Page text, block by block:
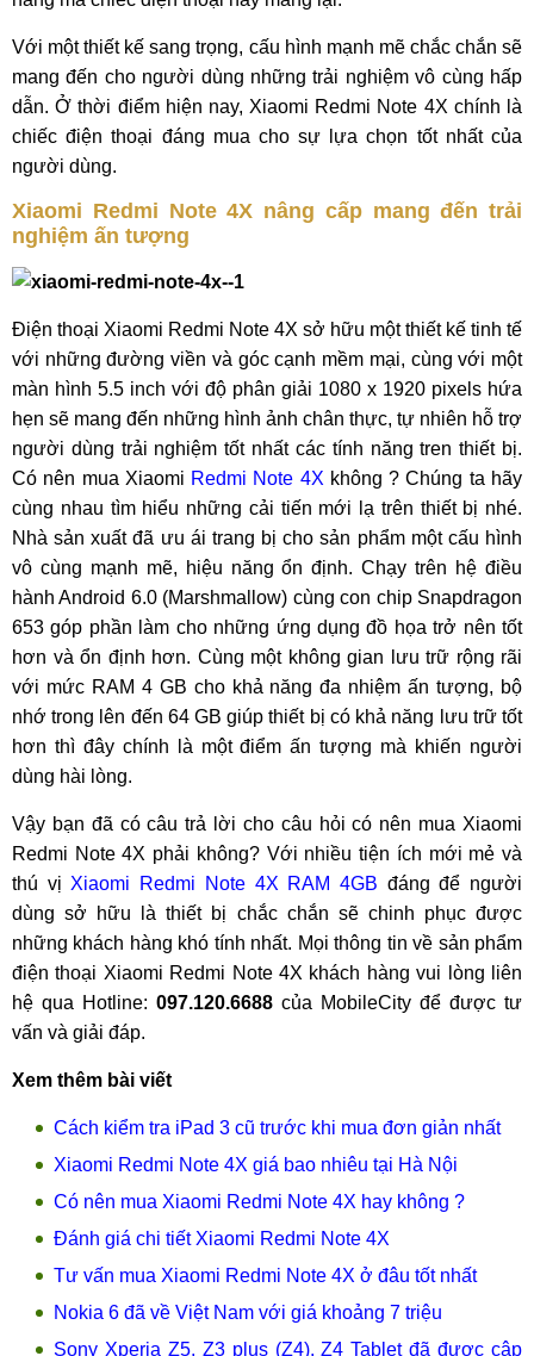
Với một thiết kế sang trọng, cấu hình mạnh mẽ chắc chắn sẽ
mang đến cho người dùng những trải nghiệm vô cùng hấp
dẫn. Ở thời điểm hiện nay, Xiaomi Redmi Note 4X chính là
chiếc điện thoại đáng mua cho sự lựa chọn tốt nhất của
người dùng.
Xiaomi Redmi Note 4X nâng cấp mang đến trải
nghiệm ấn tượng
Điện thoại Xiaomi Redmi Note 4X sở hữu một thiết kế tinh tế
với những đường viền và góc cạnh mềm mại, cùng với một
màn hình 5.5 inch với độ phân giải 1080 x 1920 pixels hứa
hẹn sẽ mang đến những hình ảnh chân thực, tự nhiên hỗ trợ
người dùng trải nghiệm tốt nhất các tính năng tren thiết bị.
Có nên mua Xiaomi Redmi Note 4X không ? Chúng ta hãy
cùng nhau tìm hiểu những cải tiến mới lạ trên thiết bị nhé.
Nhà sản xuất đã ưu ái trang bị cho sản phẩm một cấu hình
vô cùng mạnh mẽ, hiệu năng ổn định. Chạy trên hệ điều
hành Android 6.0 (Marshmallow) cùng con chip Snapdragon
653 góp phần làm cho những ứng dụng đồ họa trở nên tốt
hơn và ổn định hơn. Cùng một không gian lưu trữ rộng rãi
với mức RAM 4 GB cho khả năng đa nhiệm ấn tượng, bộ
nhớ trong lên đến 64 GB giúp thiết bị có khả năng lưu trữ tốt
hơn thì đây chính là một điểm ấn tượng mà khiến người
dùng hài lòng.
Vậy bạn đã có câu trả lời cho câu hỏi có nên mua Xiaomi
Redmi Note 4X phải không? Với nhiều tiện ích mới mẻ và
thú vị Xiaomi Redmi Note 4X RAM 4GB đáng để người
dùng sở hữu là thiết bị chắc chắn sẽ chinh phục được
những khách hàng khó tính nhất. Mọi thông tin về sản phẩm
điện thoại Xiaomi Redmi Note 4X khách hàng vui lòng liên
hệ qua Hotline: 097.120.6688 của MobileCity để được tư
vấn và giải đáp.
Xem thêm bài viết
Cách kiểm tra iPad 3 cũ trước khi mua đơn giản nhất
Xiaomi Redmi Note 4X giá bao nhiêu tại Hà Nội
Có nên mua Xiaomi Redmi Note 4X hay không ?
Đánh giá chi tiết Xiaomi Redmi Note 4X
Tư vấn mua Xiaomi Redmi Note 4X ở đâu tốt nhất
Nokia 6 đã về Việt Nam với giá khoảng 7 triệu
Sony Xperia Z5, Z3 plus (Z4), Z4 Tablet đã được cập